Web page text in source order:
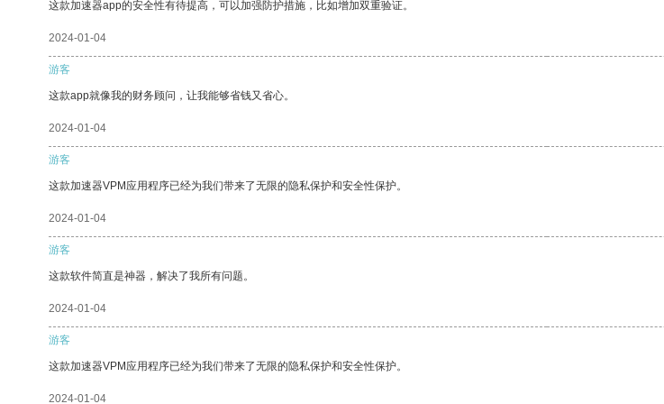
这款加速器app的安全性有待提高，可以加强防护措施，比如增加双重验证。
2024-01-04
游客
这款app就像我的财务顾问，让我能够省钱又省心。
2024-01-04
游客
这款加速器VPM应用程序已经为我们带来了无限的隐私保护和安全性保护。
2024-01-04
游客
这款软件简直是神器，解决了我所有问题。
2024-01-04
游客
这款加速器VPM应用程序已经为我们带来了无限的隐私保护和安全性保护。
2024-01-04